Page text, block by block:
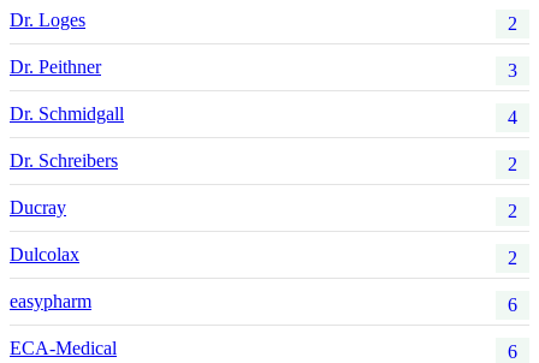
Dr. Loges 2
Dr. Peithner 3
Dr. Schmidgall 4
Dr. Schreibers 2
Ducray 2
Dulcolax 2
easypharm 6
ECA-Medical 6